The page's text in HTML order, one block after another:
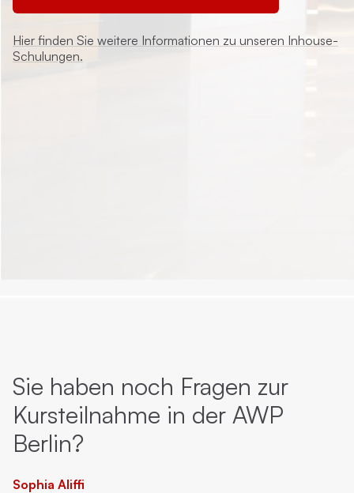
Hier finden Sie weitere Informationen zu unseren Inhouse-
Schulungen.
Sie haben noch Fragen zur
Kursteilnahme in der AWP
Berlin?
Sophia Aliffi